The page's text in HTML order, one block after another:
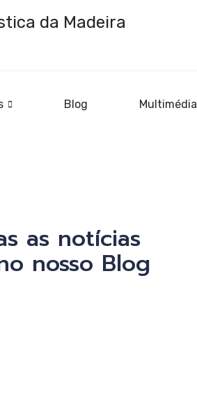
Blog Multimédia
as notícias
nosso Blog